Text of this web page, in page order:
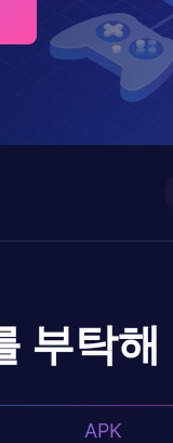
부탁해
APK